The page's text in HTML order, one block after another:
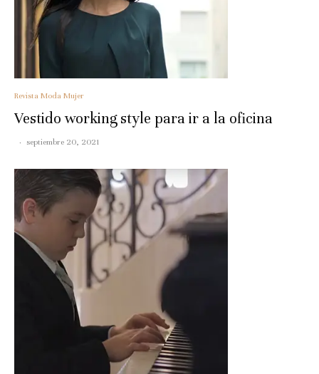
Revista Moda Mujer
Vestido working style para ir a la oficina
· septiembre 20, 2021